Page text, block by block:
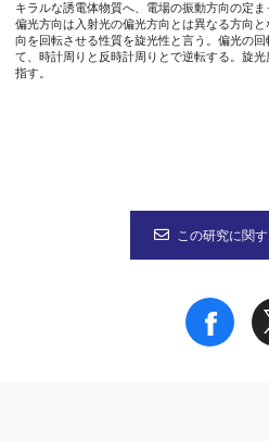
キラルな誘電体物質へ、電場の振動方向の定
偏光方向は入射光の偏光方向とは異なる方向
向を回転させる性質を旋光性と言う。偏光の
て、時計周りと反時計周りとで逆転する。旋
指す。
この研究に関